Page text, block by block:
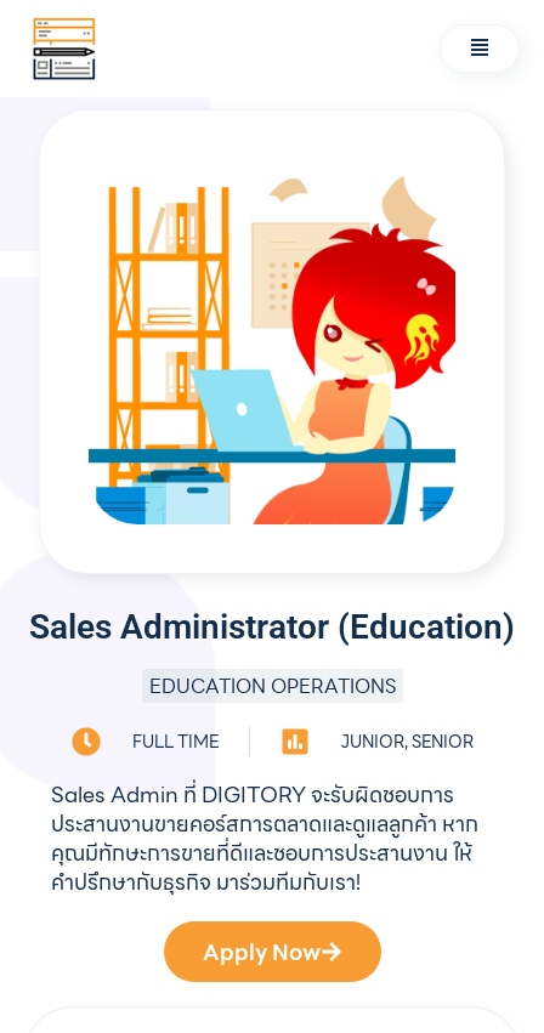
Sales Administrator (Education)
EDUCATION OPERATIONS
FULL TIME JUNIOR, SENIOR
Sales Admin ที่ DIGITORY จะรับผิดชอบการ
ประสานงานขายคอร์สการตลาดและดูแลลูกค้า หาก
คุณมีทักษะการขายที่ดีและชอบการประสานงาน ให้
คำปรึกษากับธุรกิจ มาร่วมทีมกับเรา!
Apply Now